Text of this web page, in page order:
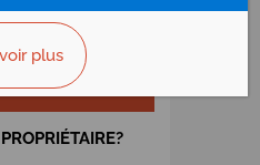
LE N°
plus